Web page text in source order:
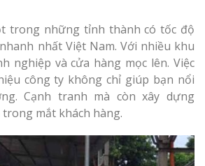
trong những tỉnh thành có tốc độ
nhất Việt Nam. Với nhiều khu
nghiệp và cửa hàng mọc lên. Việc
công ty không chỉ giúp bạn nổi
Cạnh tranh mà còn xây dựng
mắt khách hàng.